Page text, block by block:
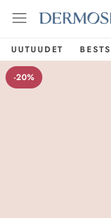
UUTUUDET
-20%